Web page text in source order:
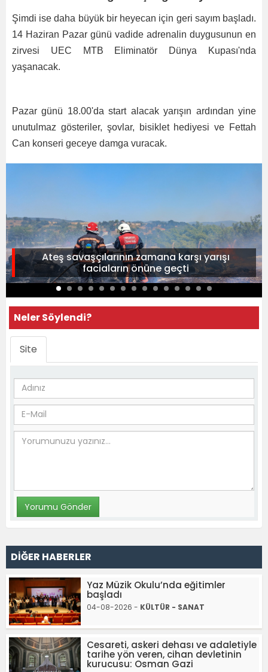
Şimdi ise daha büyük bir heyecan için geri sayım başladı.
14 Haziran Pazar günü vadide adrenalin duygusunun en
zirvesi UEC MTB Eliminatör Dünya Kupası'nda
yaşanacak.
Pazar günü 18.00'da start alacak yarışın ardından yine
unutulmaz gösteriler, şovlar, bisiklet hediyesi ve Fettah
Can konseri geceye damga vuracak.
Ateş savaşçılarının zamana karşı yarışı
faciaların önüne geçti
Neler Söylendi?
Site
DİĞER HABERLER
Yaz Müzik Okulu’nda eğitimler
başladı
04-08-2026 - KÜLTÜR - SANAT
Cesareti, askeri dehası ve adaletiyle
tarihe yön veren, cihan devletinin
kurucusu: Osman Gazi